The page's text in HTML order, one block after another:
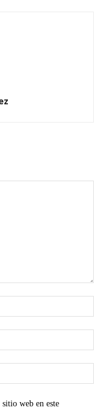
web en este